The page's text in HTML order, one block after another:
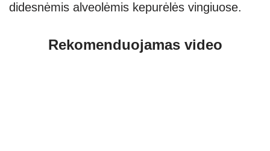
didesnėmis alveolėmis kepurėlės vingiuose.
Rekomenduojamas video